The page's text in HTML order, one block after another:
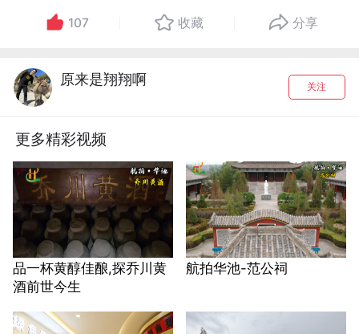
107 收藏 分享
原来是翔翔啊 关注
更多精彩视频
品一杯黄醇佳酿,探乔川黄
酒前世今生
航拍华池-范公祠